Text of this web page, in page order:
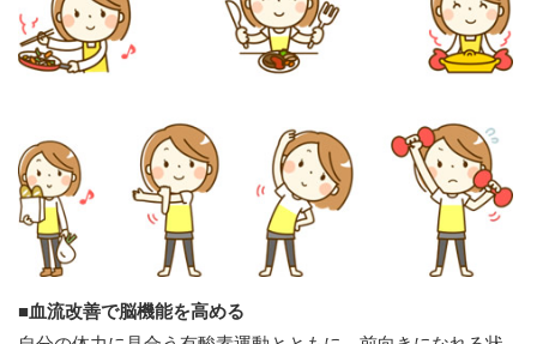
■血流改善で脳機能を高める